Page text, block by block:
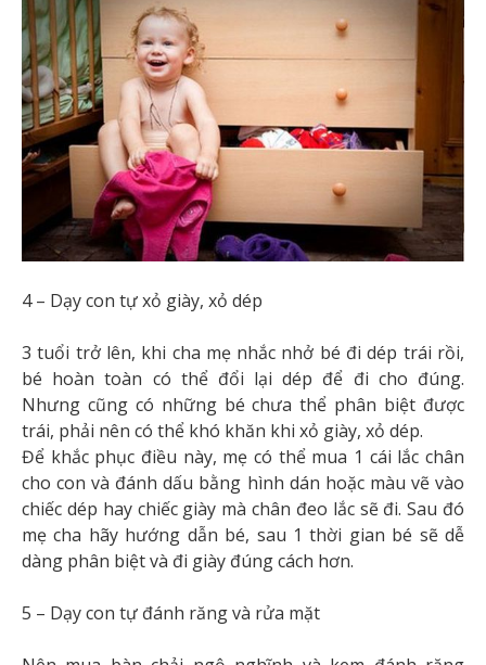
4 – Dạy con tự xỏ giày, xỏ dép
3 tuổi trở lên, khi cha mẹ nhắc nhở bé đi dép trái rồi,
bé hoàn toàn có thể đổi lại dép để đi cho đúng.
Nhưng cũng có những bé chưa thể phân biệt được
trái, phải nên có thể khó khăn khi xỏ giày, xỏ dép.
Để khắc phục điều này, mẹ có thể mua 1 cái lắc chân
cho con và đánh dấu bằng hình dán hoặc màu vẽ vào
chiếc dép hay chiếc giày mà chân đeo lắc sẽ đi. Sau đó
mẹ cha hãy hướng dẫn bé, sau 1 thời gian bé sẽ dễ
dàng phân biệt và đi giày đúng cách hơn.
5 – Dạy con tự đánh răng và rửa mặt